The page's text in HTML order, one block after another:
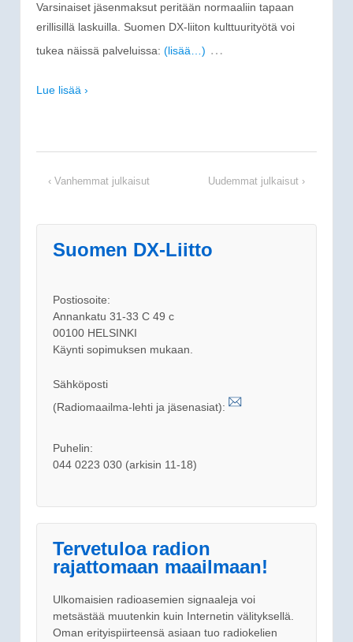
Varsinaiset jäsenmaksut peritään normaaliin tapaan
erillisillä laskuilla. Suomen DX-liiton kulttuurityötä voi
tukea näissä palveluissa: (lisää…) …
Lue lisää ›
‹ Vanhemmat julkaisut Uudemmat julkaisut ›
Suomen DX-Liitto
Postiosoite:
Annankatu 31-33 C 49 c
00100 HELSINKI
Käynti sopimuksen mukaan.
Sähköposti
(Radiomaailma-lehti ja jäsenasiat):
Puhelin:
044 0223 030 (arkisin 11-18)
Tervetuloa radion
rajattomaan maailmaan!
Ulkomaisien radioasemien signaaleja voi
metsästää muutenkin kuin Internetin välityksellä.
Oman erityispiirteensä asiaan tuo radiokelien